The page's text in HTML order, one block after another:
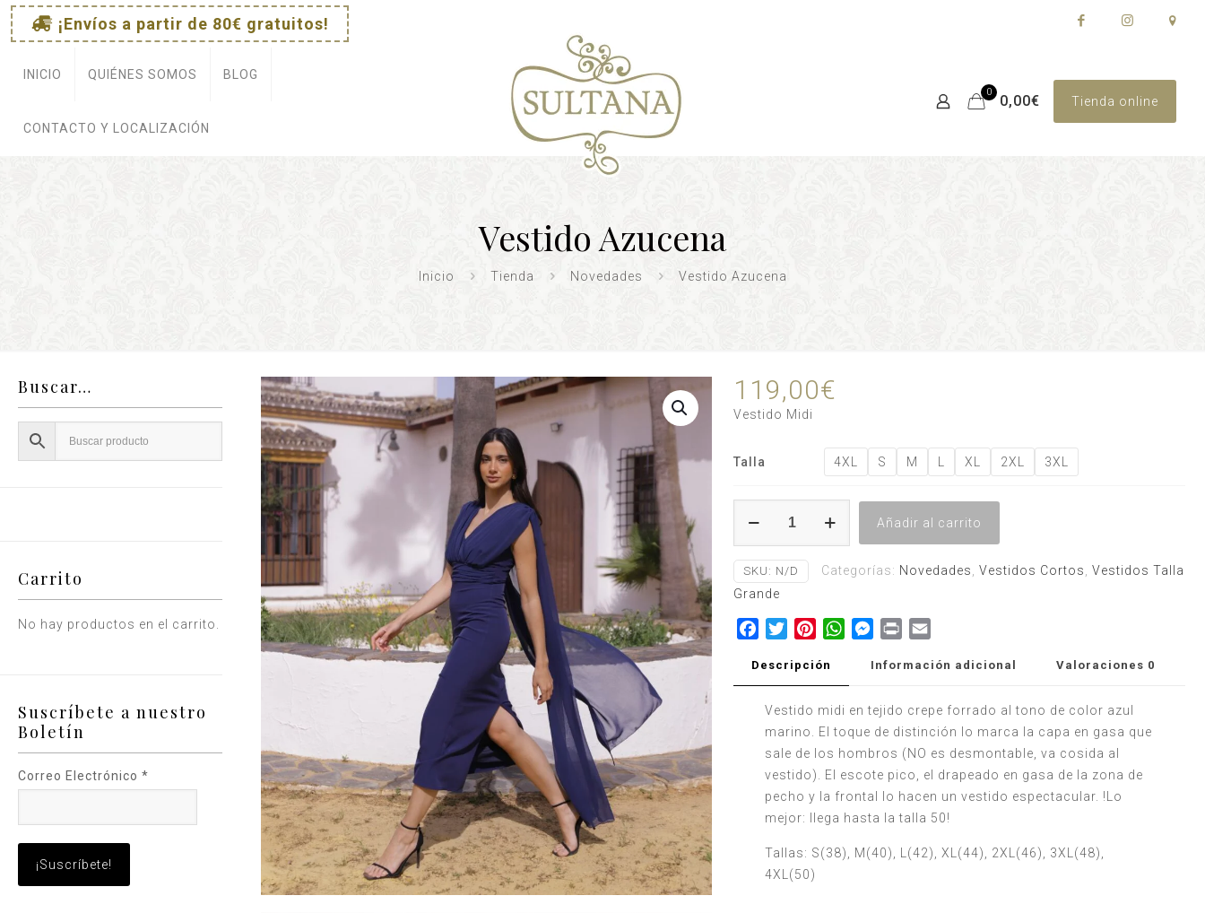
¡Envíos a partir de 80€ gratuitos!
INICIO QUIÉNES SOMOS BLOG
CONTACTO Y LOCALIZACIÓN
0
0,00€ Tienda online
Vestido Azucena
Inicio Tienda Novedades Vestido Azucena
119,00€
Vestido Midi
Talla 4XL S M XL 2XL 3XL
Azucena
Añadir al carrito
SKU: N/D Categorías: Novedades ,Vestidos Cortos ,Vestidos Talla
Grande
Facebook
TwitterPinterestWhatsApp
Messenger
Print
Descripción Información adicional Valoraciones 0
Vestido midi en tejido crepe forrado al tono de color azul
marino. El toque de distinción lo marca la capa en gasa que
sale de los hombros (NO es desmontable, va cosida al
vestido). El escote pico, el drapeado en gasa de la zona de
pecho y la frontal lo hacen un vestido espectacular. !Lo
mejor: llega hasta la talla 50!
Tallas: S(38), M(40), L(42), XL(44), 2XL(46), 3XL(48),
4XL(50)
Buscar…
Carrito
No hay productos en el carrito.
Suscríbete a nuestro
Boletín
Correo Electrónico *